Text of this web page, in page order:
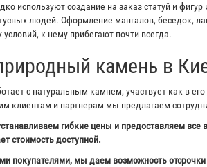
используют создание на заказ статуй и
людей. Оформление мангалов, беседок,
к нему прибегают почти всегда.
камень в
с натуральным камнем, участвует как в
клиентам и партнерам мы предлагаем
гибкие цены и предоставляем
стоимость доступной.
покупателями, мы даем возможность